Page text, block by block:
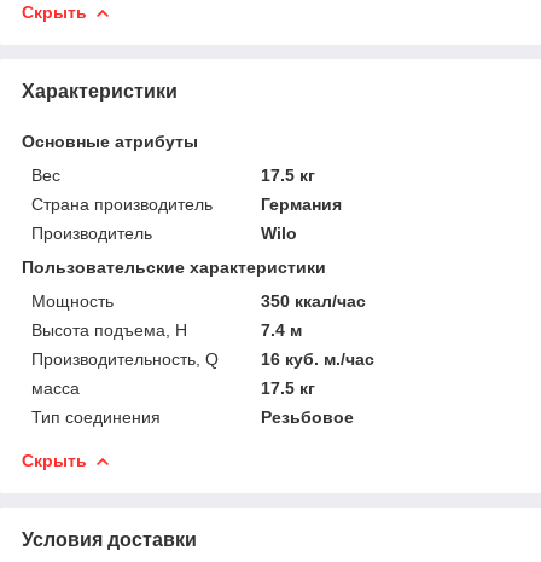
Скрыть
Характеристики
Основные атрибуты
Вес
17.5 кг
Страна производитель
Германия
Производитель
Wilo
Пользовательские характеристики
Мощность
350 ккал/час
Высота подъема, H
7.4 м
Производительность, Q
16 куб. м./час
масса
17.5 кг
Тип соединения
Резьбовое
Скрыть
Условия доставки